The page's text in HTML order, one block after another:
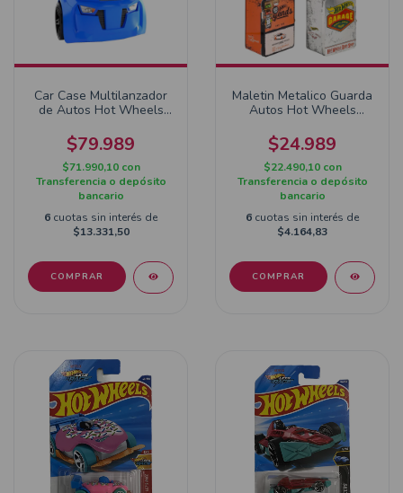
Car Case Multilanzador
de Autos Hot Wheels
$79.989
$71.990,10 con
Transferencia o depósito
bancario
6 cuotas sin interés de
$13.331,50
Maletin Metalico Guarda
Autos Hot Wheels
$24.989
$22.490,10 con
Transferencia o depósito
bancario
6 cuotas sin interés de
$4.164,83
COMPRAR